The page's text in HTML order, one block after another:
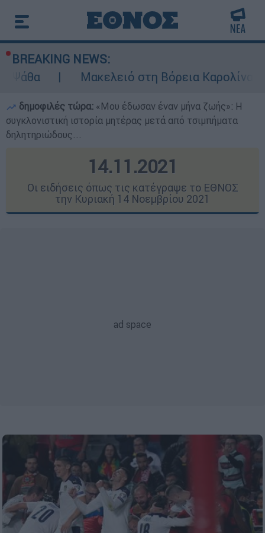
BREAKING NEWS:
Μακελειό στη Βόρεια Καρολίνα ύστερα από
δημοφιλές τώρα: «Μου έδωσαν έναν μήνα ζωής»: Η
συγκλονιστική ιστορία μητέρας μετά από τσιμπήματα
δηλητηριώδους...
14.11.2021
Οι ειδήσεις όπως τις κατέγραψε το ΕΘΝΟΣ
την Κυριακή 14 Νοεμβρίου 2021